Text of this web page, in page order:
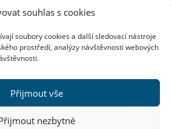
souhlas s cookies
soubory cookies a další sledovací nástroje
prostředí, analýzy návštěvnosti webových
Přijmout vše
nezbytné
fakulta
Jana Palacha 1/2
116 38 Praha 1
CZ00216208
Další kontakty